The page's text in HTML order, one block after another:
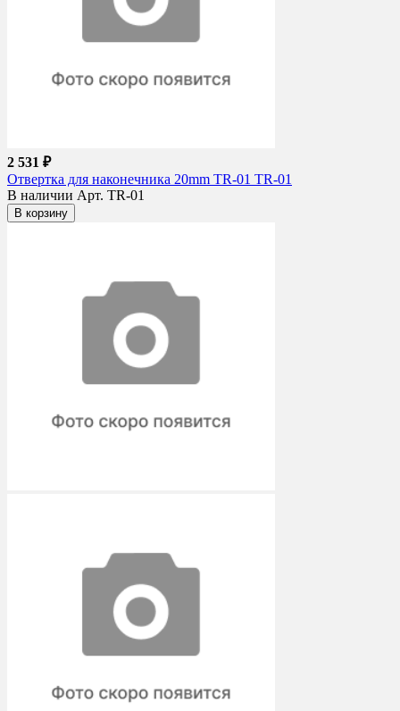
2 531 ₽
Отвертка для наконечника 20mm TR-01 TR-01
В наличии Арт. TR-01
В корзину